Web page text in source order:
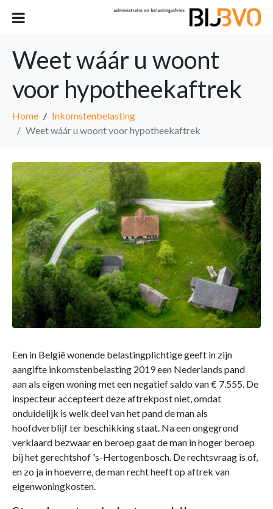
Weet wáár u woont
voor hypotheekaftrek
Home
Inkomstenbelasting
Weet wáár u woont voor hypotheekaftrek
Een in België wonende belastingplichtige geeft in zijn
aangifte inkomstenbelasting 2019 een Nederlands pand
aan als eigen woning met een negatief saldo van € 7.555. De
inspecteur accepteert deze aftrekpost niet, omdat
onduidelijk is welk deel van het pand de man als
hoofdverblijf ter beschikking staat. Na een ongegrond
verklaard bezwaar en beroep gaat de man in hoger beroep
bij het gerechtshof 's-Hertogenbosch. De rechtsvraag is of,
en zo ja in hoeverre, de man recht heeft op aftrek van
eigenwoningkosten.